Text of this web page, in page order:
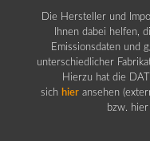
Die Hersteller und
Ihnen dabei helfen,
Emissionsdaten und
unterschiedlicher
Hierzu hat die
sich hier ansehen
bzw.